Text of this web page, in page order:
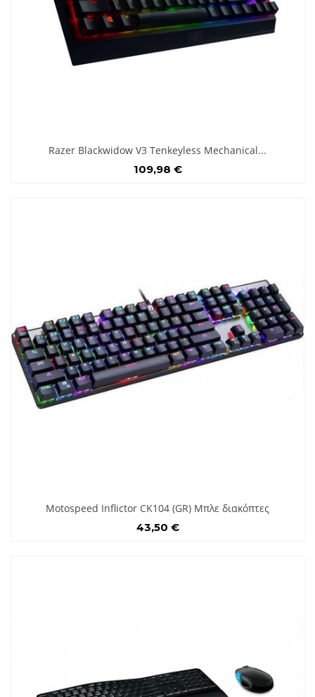
Razer Blackwidow V3 Tenkeyless Mechanical...
109,98 €
Motospeed Inflictor CK104 (GR) Μπλε διακόπτες
43,50 €